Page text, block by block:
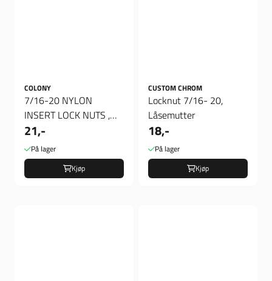
COLONY
7/16-20 NYLON
INSERT LOCK NUTS ,
mutter
21,-
På lager
Kjøp
CUSTOM CHROM
Locknut 7/16- 20,
Låsemutter
18,-
På lager
Kjøp